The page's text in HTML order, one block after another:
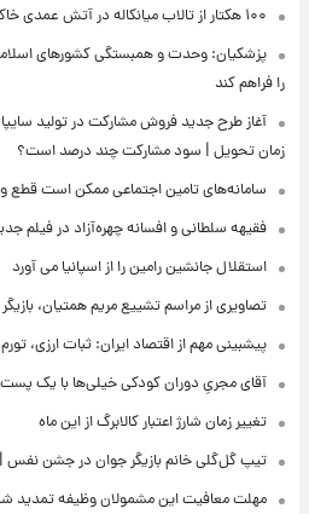
۱۰۰ هکتار از تالاب میانکاله در آتش عمدی خاکستر شد + تصاویر
پزشکیان: وحدت و همبستگی کشورهای
را فراهم کند
آغاز طرح جدید فروش مشارکت در تولید
زمان تحویل | سود مشارکت چند درصد است؟
سامانه‌های تامین اجتماعی ممکن است قطع
فقیهه سلطانی و افسانه چهره‌آزاد در فیلم
استقلال جانشین رامین را از اسپانیا می آورد
تصاویری از مراسم تشییع مریم همتیان،
پیشبینی مهم از اقتصاد ایران: ثبات ارزی، تورم
آقای مجریِ دوران کودکی خیلی‌ها با یک پست
تغییر زمان شارژ اعتبار کالابرگ از این ماه
تیپ گل‌گلی خانم بازیگر جوان در جشن نفس |
مهلت معافیت این مشمولان وظیفه تمدید